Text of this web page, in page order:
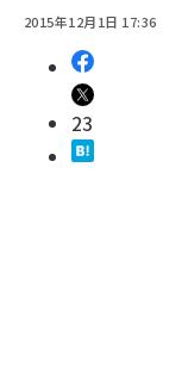
2015年12月1日 17:36
23